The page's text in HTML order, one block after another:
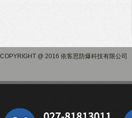
COPYRIGHT @ 2016 依客思防爆科技有限公司